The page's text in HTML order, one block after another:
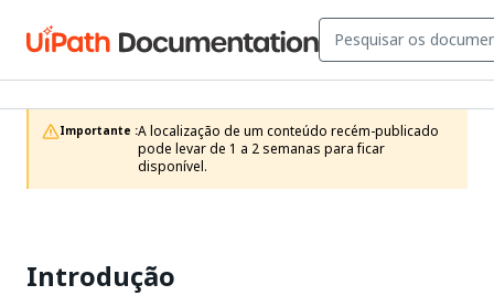
Importante :A localização de um conteúdo recém-publicado
pode levar de 1 a 2 semanas para ficar
disponível.
Introdução